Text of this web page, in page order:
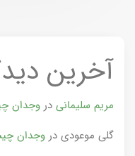
آخرین
مریم سلیمانی در وجدان
گلی موعودی در وجدان